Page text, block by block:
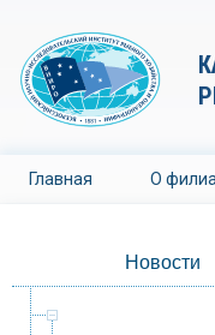
Главная О
Новости